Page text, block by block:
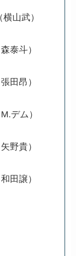
山武）
斗）
田昂）
デム）
野貴）
田譲）